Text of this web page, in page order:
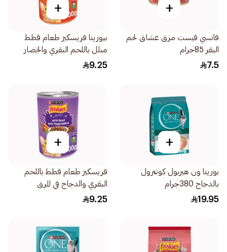
+
فانسي فيست مرق عشاق لحم
البقر 85جرام
7.5
+
بيورينا فريسكيز طعام قطط
مبلل باللحم البقري والخضار
400جرام
9.25
+
بورينا ون هيربول كونترول
بالدجاج 380جرام
19.95
+
فريسكيز طعام قطط باللحم
البقري والدجاج في المرق
400جرام
9.25